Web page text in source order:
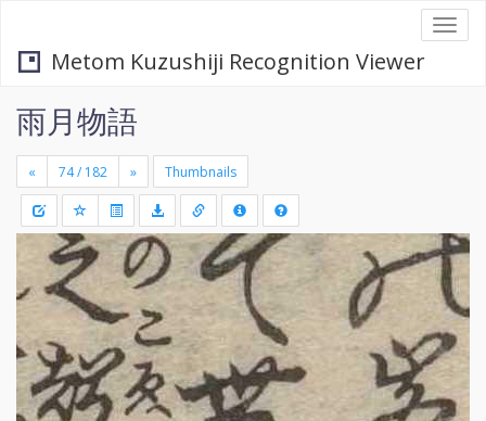
Metom Kuzushiji Recognition Viewer
雨月物語
« » Thumbnails
+
-
Draw
a